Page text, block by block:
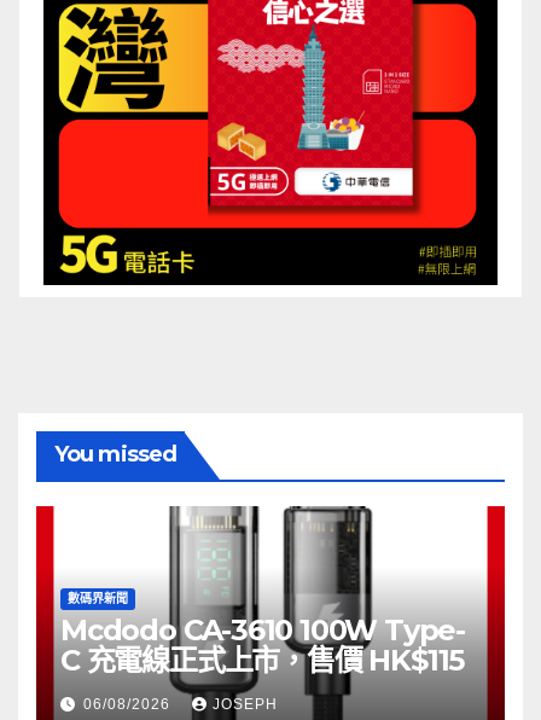
You missed
數碼界新聞
Mcdodo CA-3610 100W Type-
C 充電線正式上市，售價 HK$115
06/08/2026 JOSEPH